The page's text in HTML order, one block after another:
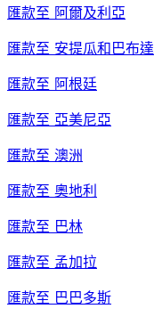
匯款至 阿爾及利亞
匯款至 安提瓜和巴布達
匯款至 阿根廷
匯款至 亞美尼亞
匯款至 澳洲
匯款至 奧地利
匯款至 巴林
匯款至 孟加拉
匯款至 巴巴多斯